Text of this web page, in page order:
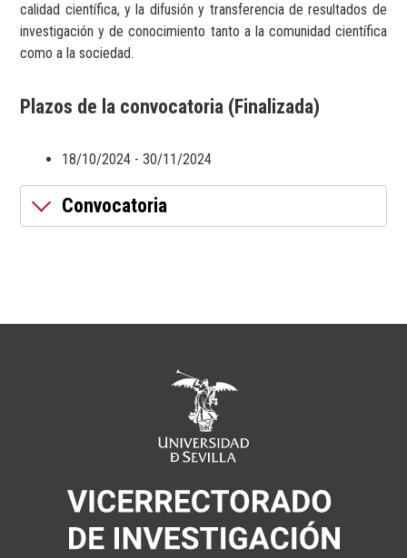
calidad científica, y la difusión y transferencia de resultados de
investigación y de conocimiento tanto a la comunidad científica
como a la sociedad.
Plazos de la convocatoria (Finalizada)
18/10/2024 - 30/11/2024
Convocatoria